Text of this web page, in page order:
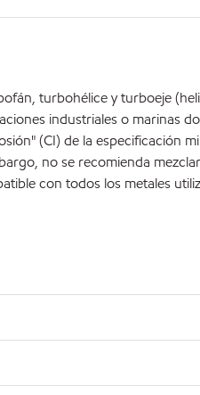
turbohélice y turboeje
industriales o marinas
(CI) de la especificación
no se recomienda
con todos los metales